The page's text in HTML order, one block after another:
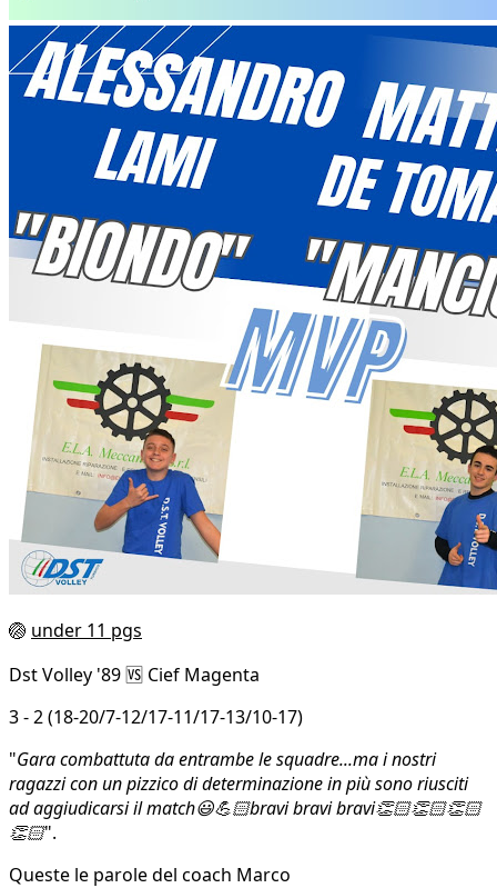
🏐 under 11 pgs
Dst Volley '89 🆚 Cief Magenta
3 - 2 (18-20/7-12/17-11/17-13/10-17)
"Gara combattuta da entrambe le squadre...ma i nostri
ragazzi con un pizzico di determinazione in più sono riusciti
ad aggiudicarsi il match😃💪🏻bravi bravi bravi👏🏻👏🏻👏🏻
👏🏻".
Queste le parole del coach Marco